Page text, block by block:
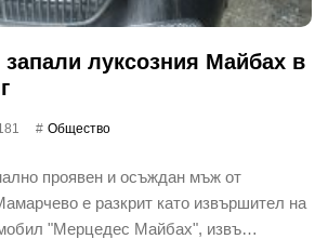
запали луксозния Майбах в
Общество
проявен и осъждан мъж от
е разкрит като извършител на
"Мерцедес Майбах", извъ…